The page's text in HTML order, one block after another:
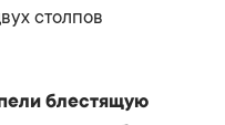
столпов
блестящую